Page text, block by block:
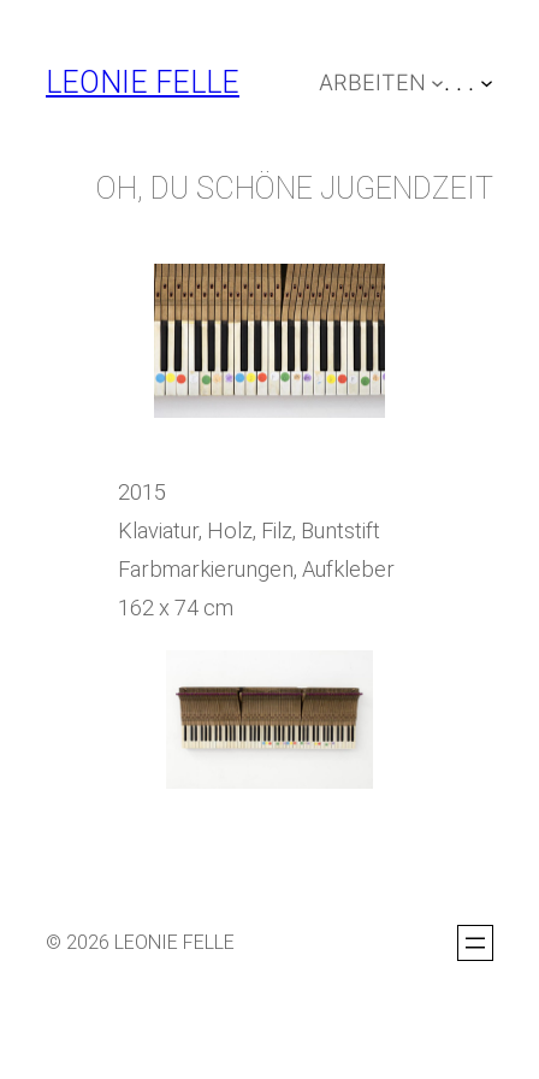
Inhalt
springen
LEONIE FELLE ARBEITEN . . .
OH, DU SCHÖNE JUGENDZEIT
2015
Klaviatur, Holz, Filz, Buntstift
Farbmarkierungen, Aufkleber
162 x 74 cm
© 2026 LEONIE FELLE